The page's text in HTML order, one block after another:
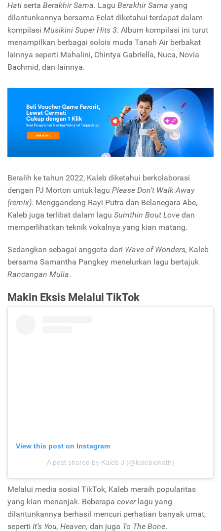
Hati serta Berakhir Sama. Lagu Berakhir Sama yang
dilantunkannya bersama Eclat diketahui terdapat dalam
kompilasi Musikini Super Hits 3. Album kompilasi ini turut
menampilkan berbagai solois muda Tanah Air berbakat
lainnya seperti Mahalini, Chintya Gabriella, Nuca, Novia
Bachmid, dan lainnya.
Beralih ke tahun 2022, Kaleb diketahui berkolaborasi
dengan PJ Morton untuk lagu Please Don’t Walk Away
(remix). Menggandeng Rayi Putra dan Belanegara Abe,
Kaleb juga terlibat dalam lagu Sumthin Bout Love dan
memperlihatkan teknik vokalnya yang kian matang.
Sedangkan sebagai anggota dari Wave of Wonders, Kaleb
bersama Samantha Pangkey menelurkan lagu bertajuk
Rancangan Mulia.
Makin Eksis Melalui TikTok
View this post on Instagram
A post shared by Kaleb J (@kalebjonath)
Melalui media sosial TikTok, Kaleb meraih popularitas
yang kian menanjak. Beberapa coverlagu yang
dilantunkannya berhasil mencuri perhatian banyak umat,
seperti It’s You, Heaven, dan juga To The Bone.